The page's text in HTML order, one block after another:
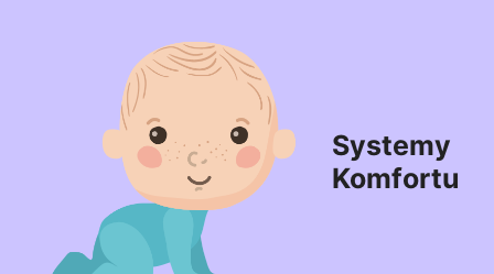
Systemy
Komfortu